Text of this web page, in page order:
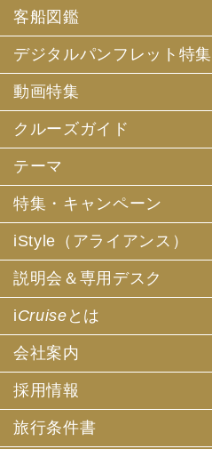
客船図鑑
デジタルパンフレット特集
動画特集
クルーズガイド
テーマ
特集・キャンペーン
iStyle（アライアンス）
説明会＆専用デスク
iCruise とは
会社案内
採用情報
旅行条件書